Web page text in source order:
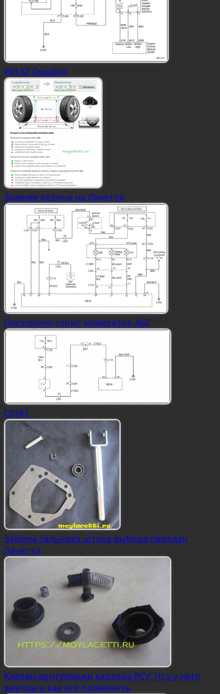
P0132 Ошибка
Зимняя резина на Лачетти
Постоянно горит индикатор АБС
C0161
Замена сальника штока выбора передач
Лачетти
Клапан вентиляции картера PCV: Что у него
внутри и как его проверить